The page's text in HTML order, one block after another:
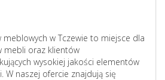
w Tczewie to miejsce dla
mebli oraz klientów
wysokiej jakości elementów
W naszej ofercie znajdują się